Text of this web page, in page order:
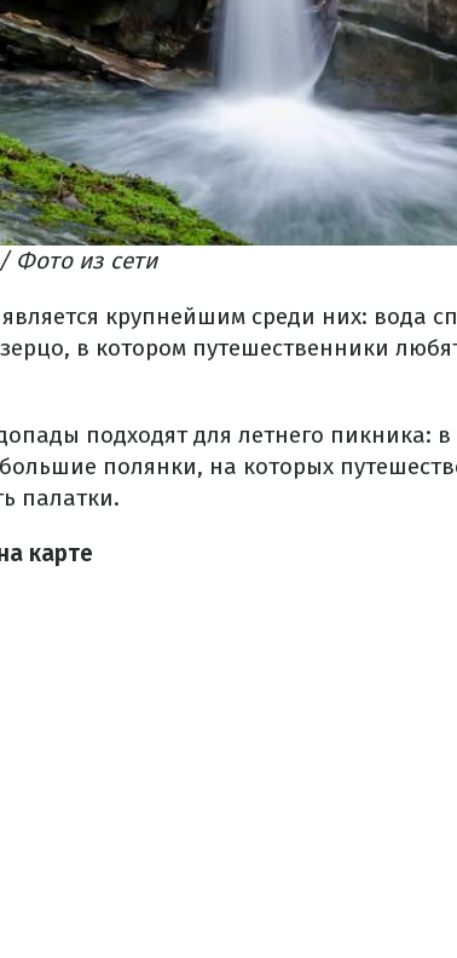
Фото из сети
крупнейшим среди них: вода
в котором путешественники
подходят для летнего пикника:
полянки, на которых
палатки.
карте